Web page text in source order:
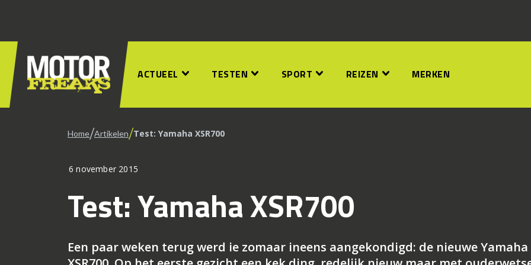
ACTUEEL TESTEN SPORT REIZEN MERKEN
Home/Artikelen/Test: Yamaha XSR700
6 november 2015
Test: Yamaha XSR700
Een paar weken terug werd ie zomaar ineens aangekondigd: de nieuwe Yamaha